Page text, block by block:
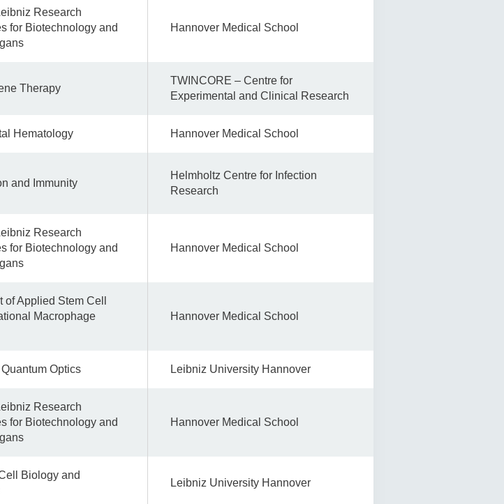
Research
for Biotechnology and
Hannover Medical School
Therapy
TWINCORE – Centre for
Experimental and Clinical Research
Hematology Hannover Medical School
and Immunity
Helmholtz Centre for Infection
Research
Research
for Biotechnology and
Hannover Medical School
of Applied Stem Cell
Macrophage
Hannover Medical School
Quantum Optics Leibniz University Hannover
Research
for Biotechnology and
Hannover Medical School
Biology and
Leibniz University Hannover